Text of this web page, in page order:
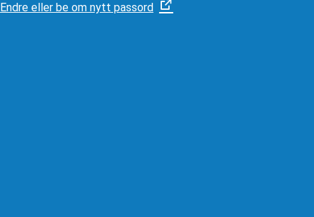
Endre eller be om nytt passord